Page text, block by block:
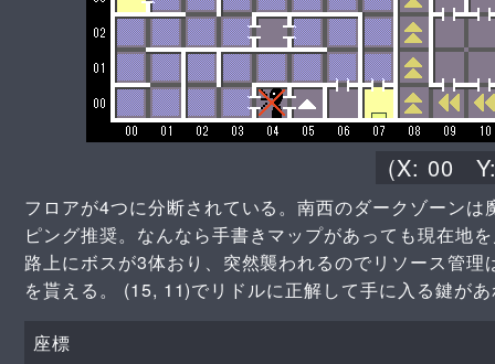
(X: 00
フロアが4つに分断されている。南西のダークゾーン
ピング推奨。なんなら手書きマップがあっても現在地
路上にボスが3体おり、突然襲われるのでリソース管
を貰える。 (15, 11)でリドルに正解して手に入る鍵が
座標